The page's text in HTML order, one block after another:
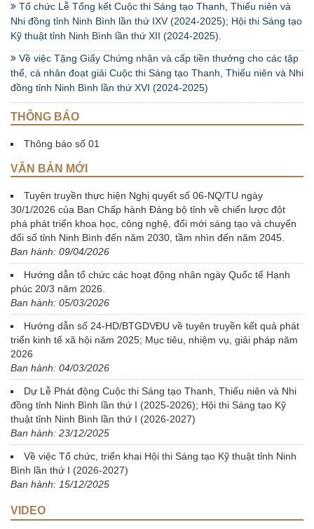
Tổ chức Lễ Tổng kết Cuộc thi Sáng tạo Thanh, Thiếu niên và
Nhi đồng tỉnh Ninh Bình lần thứ IXV (2024-2025); Hội thi Sáng tạo
Kỹ thuật tỉnh Ninh Bình lần thứ XII (2024-2025).
Về việc Tặng Giấy Chứng nhận và cấp tiền thưởng cho các tập
thể, cá nhân đoạt giải Cuộc thi Sáng tạo Thanh, Thiếu niên và Nhi
đồng tỉnh Ninh Bình lần thứ XVI (2024-2025)
THÔNG BÁO
Thông báo số 01
VĂN BẢN MỚI
Tuyên truyền thực hiện Nghị quyết số 06-NQ/TU ngày
30/1/2026 của Ban Chấp hành Đảng bộ tỉnh về chiến lược đột
phá phát triển khoa học, công nghệ, đổi mới sáng tạo và chuyển
đổi số tỉnh Ninh Bình đến năm 2030, tầm nhìn đến năm 2045.
Ban hành: 09/04/2026
Hướng dẫn tổ chức các hoạt động nhân ngày Quốc tế Hạnh
phúc 20/3 năm 2026.
Ban hành: 05/03/2026
Hướng dẫn số 24-HD/BTGDVĐU về tuyên truyền kết quả phát
triển kinh tế xã hội năm 2025; Mục tiêu, nhiệm vụ, giải pháp năm
2026
Ban hành: 04/03/2026
Dự Lễ Phát động Cuộc thi Sáng tạo Thanh, Thiếu niên và Nhi
đồng tỉnh Ninh Bình lần thứ I (2025-2026); Hội thi Sáng tạo Kỹ
thuật tỉnh Ninh Bình lần thứ I (2026-2027)
Ban hành: 23/12/2025
Về việc Tổ chức, triển khai Hội thi Sáng tạo Kỹ thuật tỉnh Ninh
Bình lần thứ I (2026-2027)
Ban hành: 15/12/2025
VIDEO